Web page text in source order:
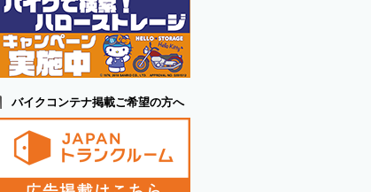
バイクコンテナ掲載ご希望の方へ